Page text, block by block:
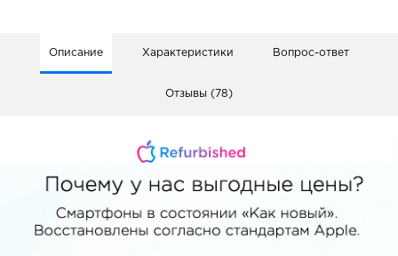
Описание Характеристики Вопрос-ответ
Отзывы (78)